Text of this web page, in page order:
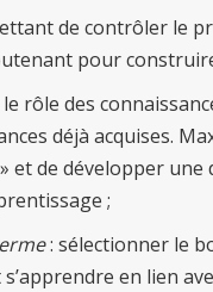
de contrôler le
pour
rôle des
déjà acquises.
et de développer une
;
: sélectionner le
en lien